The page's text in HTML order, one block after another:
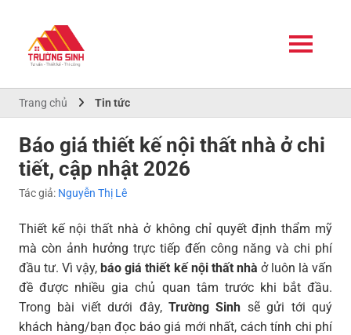
Trang chủ Tin tức
Báo giá thiết kế nội thất nhà ở chi
tiết, cập nhật 2026
Tác giả: Nguyễn Thị Lê
Thiết kế nội thất nhà ở không chỉ quyết định thẩm mỹ
mà còn ảnh hưởng trực tiếp đến công năng và chi phí
đầu tư. Vì vậy,báo giá thiết kế nội thất nhà ở luôn là vấn
đề được nhiều gia chủ quan tâm trước khi bắt đầu.
Trong bài viết dưới đây, Trường Sinh sẽ gửi tới quý
khách hàng/bạn đọc báo giá mới nhất, cách tính chi phí